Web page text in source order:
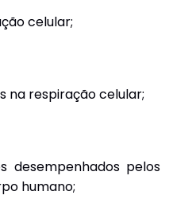
celular;
na respiração celular;
desempenhados pelos
humano;